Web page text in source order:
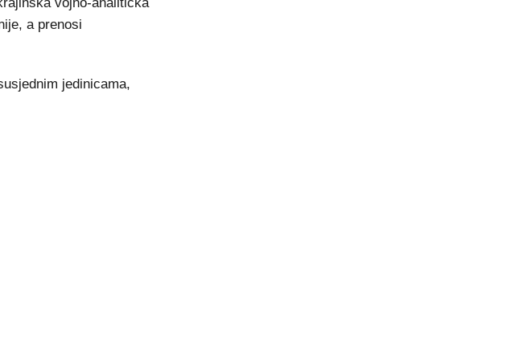
a prenosi
jedinicama,